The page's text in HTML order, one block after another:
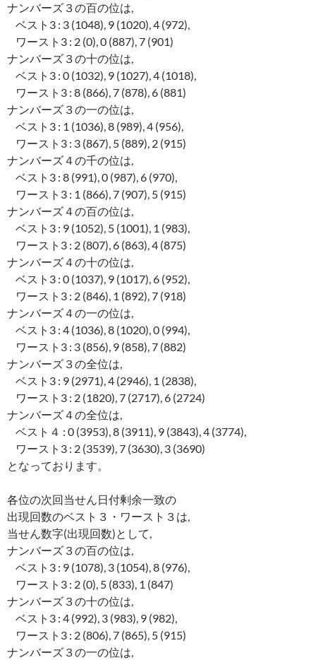
ナンバーズ３の百の位は,
ベスト3 : 3 (1048), 9 (1020), 4 (972),
ワースト3 : 2 (0), 0 (887), 7 (901)
ナンバーズ３の十の位は,
ベスト3 : 0 (1032), 9 (1027), 4 (1018),
ワースト3 : 8 (866), 7 (878), 6 (881)
ナンバーズ３の一の位は,
ベスト3 : 1 (1036), 8 (989), 4 (956),
ワースト3 : 3 (867), 5 (889), 2 (915)
ナンバーズ４の千の位は,
ベスト3 : 8 (991), 0 (987), 6 (970),
ワースト3 : 1 (866), 7 (907), 5 (915)
ナンバーズ４の百の位は,
ベスト3 : 9 (1052), 5 (1001), 1 (983),
ワースト3 : 2 (807), 6 (863), 4 (875)
ナンバーズ４の十の位は,
ベスト3 : 0 (1037), 9 (1017), 6 (952),
ワースト3 : 2 (846), 1 (892), 7 (918)
ナンバーズ４の一の位は,
ベスト3 : 4 (1036), 8 (1020), 0 (994),
ワースト3 : 3 (856), 9 (858), 7 (882)
ナンバーズ３の全位は,
ベスト3 : 9 (2971), 4 (2946), 1 (2838),
ワースト3 : 2 (1820), 7 (2717), 6 (2724)
ナンバーズ４の全位は,
ベスト４ : 0 (3953), 8 (3911), 9 (3843), 4 (3774),
ワースト3 : 2 (3539), 7 (3630), 3 (3690)
となっております。
各位の次回当せん日付剰余一致の
出現回数のベスト３・ワースト３は,
当せん数字(出現回数)として,
ナンバーズ３の百の位は,
ベスト3 : 9 (1078), 3 (1054), 8 (976),
ワースト3 : 2 (0), 5 (833), 1 (847)
ナンバーズ３の十の位は,
ベスト3 : 4 (992), 3 (983), 9 (982),
ワースト3 : 2 (806), 7 (865), 5 (915)
ナンバーズ３の一の位は,